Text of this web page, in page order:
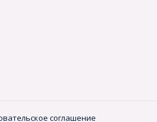
соглашение